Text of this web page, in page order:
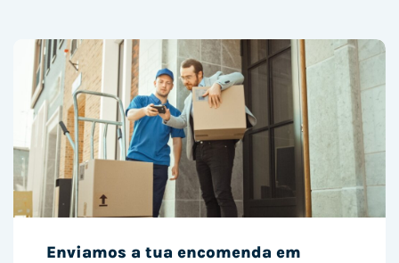
Enviamos a tua encomenda em